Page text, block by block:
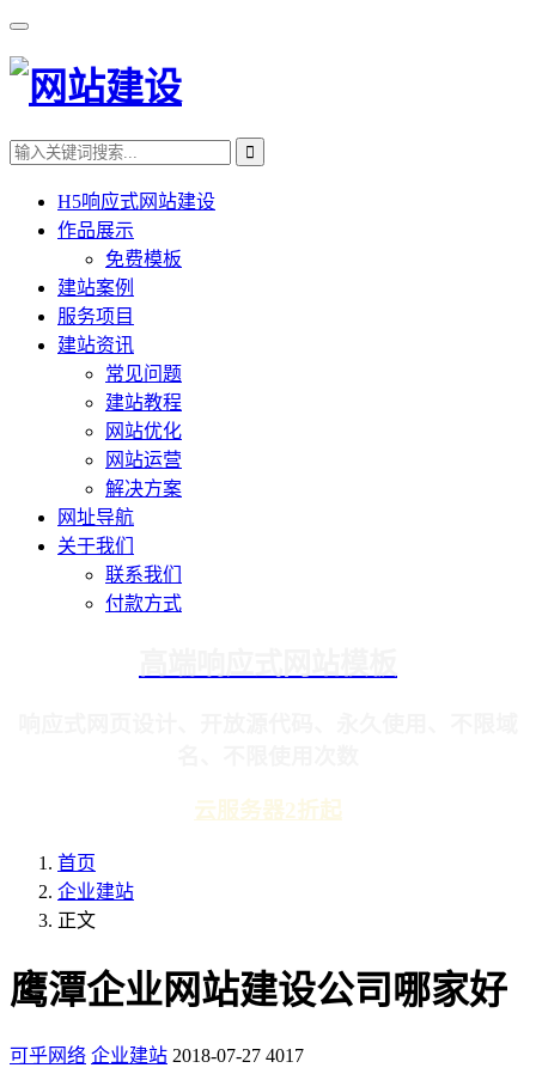
H5响应式网站建设
作品展示
免费模板
建站案例
服务项目
建站资讯
常见问题
建站教程
网站优化
网站运营
解决方案
网址导航
关于我们
联系我们
付款方式
云服务器2折起
首页
企业建站
正文
鹰潭企业网站建设公司哪家好
可乎网络 企业建站 2018-07-27 4017